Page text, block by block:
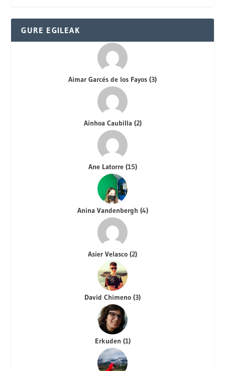
GURE EGILEAK
Aimar Garcés de los Fayos (3)
Ainhoa Caubilla (2)
Ane Latorre (15)
Anina Vandenbergh (4)
Asier Velasco (2)
David Chimeno (3)
Erkuden (1)